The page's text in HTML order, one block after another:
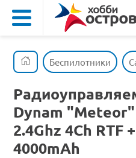
Беспилотники
Dynam
2.4Ghz 4Ch RTF
4000mAh